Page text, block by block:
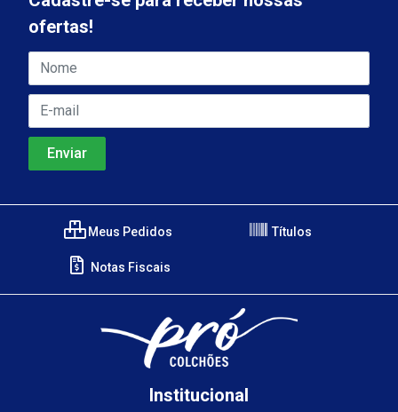
ofertas!
Meus Pedidos Títulos
Notas Fiscais
Institucional